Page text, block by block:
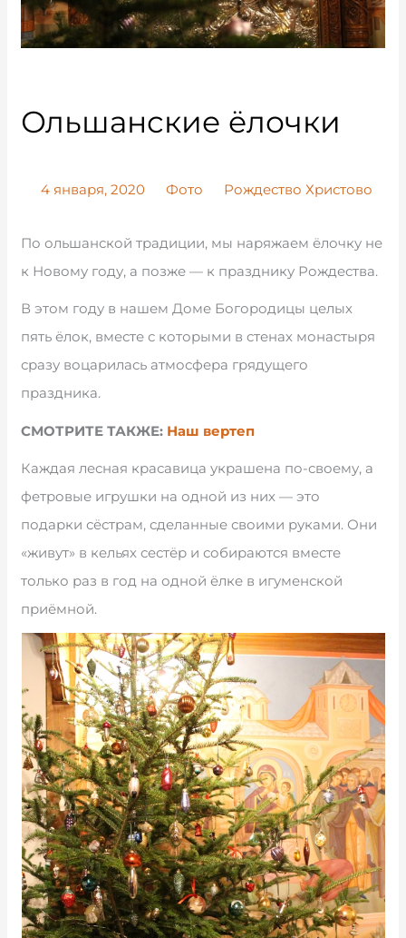
Ольшанские ёлочки
4 января, 2020 Фото Рождество Христово
По ольшанской традиции, мы наряжаем ёлочку не
к Новому году, а позже — к празднику Рождества.
В этом году в нашем Доме Богородицы целых
пять ёлок, вместе с которыми в стенах монастыря
сразу воцарилась атмосфера грядущего
праздника.
СМОТРИТЕ ТАКЖЕ: Наш вертеп
Каждая лесная красавица украшена по-своему, а
фетровые игрушки на одной из них — это
подарки сёстрам, сделанные своими руками. Они
«живут» в кельях сестёр и собираются вместе
только раз в год на одной ёлке в игуменской
приёмной.